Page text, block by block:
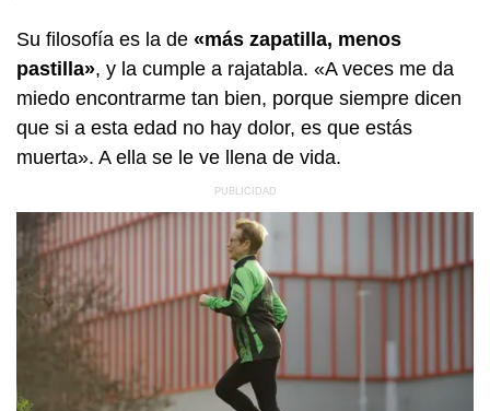
Su filosofía es la de «más zapatilla, menos
pastilla», y la cumple a rajatabla. «A veces me da
miedo encontrarme tan bien, porque siempre dicen
que si a esta edad no hay dolor, es que estás
muerta». A ella se le ve llena de vida.